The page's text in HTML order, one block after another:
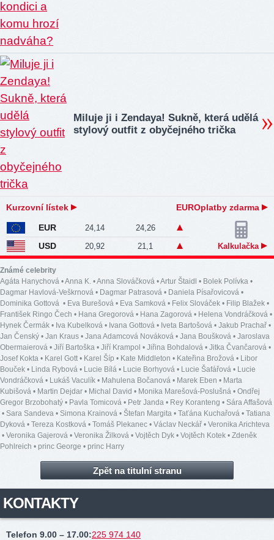
Miluje ji i Zendaya! Sukně, která udělá
stylový outfit z obyčejného trička
Kurzovní lístek EUROplatby zdarma
EUR 24,14 24,26
USD 20,92 21,1 Kalkulačka
Známé celebrity
Agáta Hanychová •Anna K. •Anna Slováčková •Artur Štaidl • Bolek Polívka •
Dagmar Havlová-Veškrnová • Dagmar Patrasová • Daniela Písařovicová •
Dominika Gottová • Eva Burešová • Eva Samková • Felix Slováček • Filip Blažek •
František Ringo Čech • Hana Gregorová • Hana Zagorová • Helena Vondráčková •
Hynek Čermák • Iva Kubelková • Ivana Gottová • Iveta Bartošová • Jakub Prachař •
Jan Čenský • Jan Kraus • Jana Adamcová Nováková • Jana Boušková • Jaroslava
Obermaierová • Jiří Bartoška • Jiří Krampol • Jiřina Bohdalová • Jitka Čvančarová •
Josef Kokta • Karel Gott• Karel Šíp • Kate Middleton • Kateřina Brožová • Libor
Bouček • Linda Rybová • Lucie Bílá • Lucie Borhyová • Lucie Šafářová • Lucie
Vondráčková • Lukáš Vaculík • Mahulena Bočanová • Marek Eben • Marta
Kubišová • Martin Dejdar • Michal David • Monika Marešová-Poslušná • Ondřej
Gregor Brzobohatý • Pavla Tomicová • Petr Janda • Rey Koranteng • Sára Affašová
• Sara Sandeva • Simona Krainová • Štefan Margita • Taťána Kuchařová • Tatiana
Dyková • Tereza Kostková • Tomáš Plekanec • Václav Neckář • Veronika Arichteva
• Veronika Gajerová • Veronika Žilková • Vojtěch Dyk • Vojtěch Kotek • Zdeněk
Pohlreich • princ George • princ Harry
Zpět na titulní stranu
KONTAKTY
Telefon 9.00 – 17.00:225 974 140